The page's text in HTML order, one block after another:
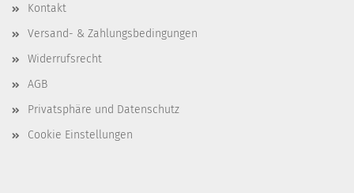
Kontakt
Versand- & Zahlungsbedingungen
Widerrufsrecht
AGB
Privatsphäre und Datenschutz
Cookie Einstellungen